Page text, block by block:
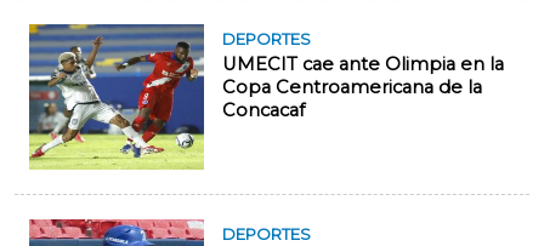
DEPORTES
UMECIT cae ante Olimpia en la
Copa Centroamericana de la
Concacaf
DEPORTES